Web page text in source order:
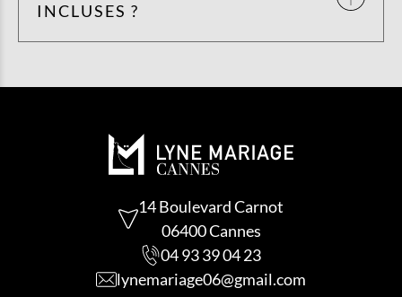
INCLUSES ?
14 Boulevard Carnot
06400 Cannes
04 93 39 04 23
lynemariage06@gmail.com